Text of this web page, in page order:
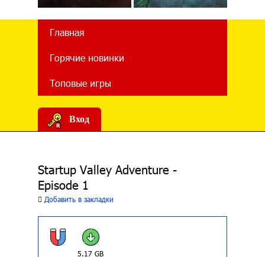
Главная
Горячие новинки
Топовые игры
Вход
Startup Valley Adventure -
Episode 1
Добавить в закладки
5.17 GB